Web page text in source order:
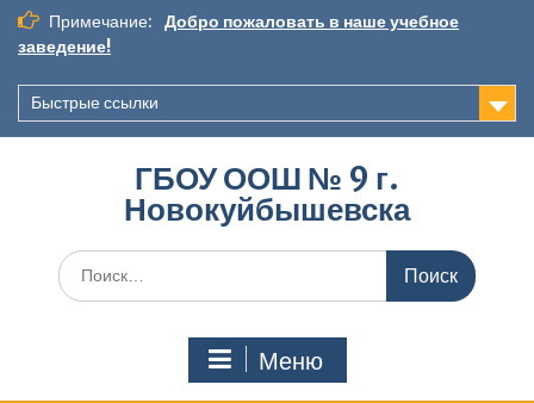
Перейти
содержимому
Примечание:
Добро пожаловать в наше учебное
заведение!
Быстрые ссылки
ГБОУ ООШ № 9 г.
Новокуйбышевска
Искать:
Меню